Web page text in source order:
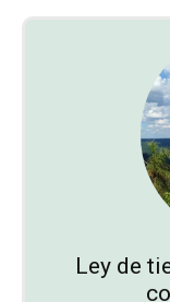
Ley de